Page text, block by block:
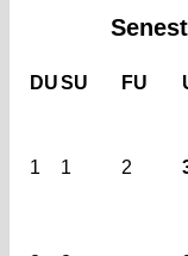
DUSU FU
1 1 2